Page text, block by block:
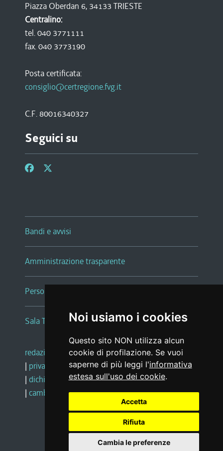
Noi usiamo i cookies
Questo sito NON utilizza alcun
cookie di profilazione. Se vuoi
saperne di più leggi l'informativa
estesa sull'uso dei cookie.
Accetta
Rifiuta
Cambia le preferenze
Piazza Oberdan 6, 34133 TRIESTE
Centralino:
tel. 040 3771111
fax. 040 3773190
Posta certificata:
consiglio@certregione.fvg.it
C.F. 80016340327
Seguici su
Bandi e avvisi
Amministrazione trasparente
Persone e Uffici
Sala Tiziano Tessitori
redazione web |note legali |glossario
| privacy
social media policy
| dichiarazione di accessibilità |feedback
| cambio preferenze cookie
Realizzato da